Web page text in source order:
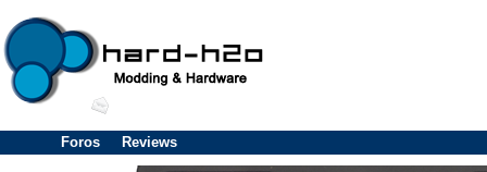
Foros Reviews